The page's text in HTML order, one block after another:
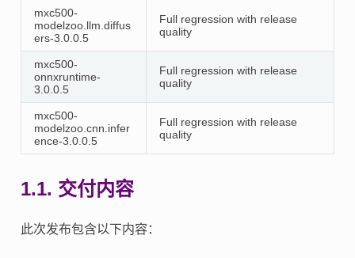
mxc500-
modelzoo.llm.diffus
ers-3.0.0.5
Full regression with release
quality
mxc500-
onnxruntime-
3.0.0.5
Full regression with release
quality
mxc500-
modelzoo.cnn.infer
ence-3.0.0.5
Full regression with release
quality
1.1. 交付内容
此次发布包含以下内容：